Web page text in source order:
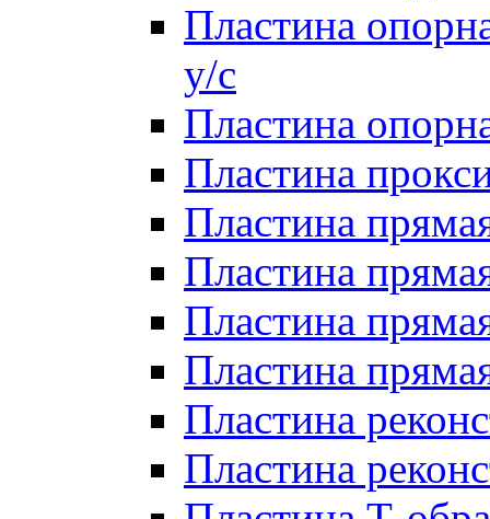
Пластина
у/с
Пластина
Пластина
Пластина
Пластина
Пластина
Пластина
Пластина
Пластина